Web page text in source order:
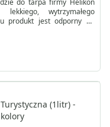
do tarpa firmy Helikon
wytrzymałego
produkt jest odporny na
wytrzymałość oraz
Ostre zwężenie u dołu
śledzi ma niewielki otwór i
(1litr) -